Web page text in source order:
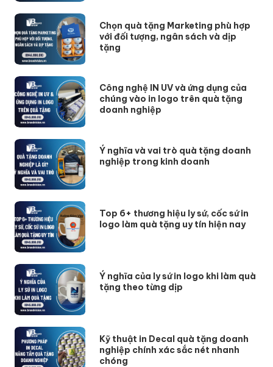
Chọn quà tặng Marketing phù hợp
với đối tượng, ngân sách và dịp
tặng
Công nghệ IN UV và ứng dụng của
chúng vào in logo trên quà tặng
doanh nghiệp
Ý nghĩa và vai trò quà tặng doanh
nghiệp trong kinh doanh
Top 6+ thương hiệu ly sứ, cốc sứ in
logo làm quà tặng uy tín hiện nay
Ý nghĩa của ly sứ in logo khi làm quà
tặng theo từng dịp
Kỹ thuật in Decal quà tặng doanh
nghiệp chính xác sắc nét nhanh
chóng